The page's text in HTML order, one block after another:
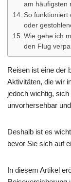
am häufigsten
So funktioniert
oder
Wie gehe ich
den Flug
Reisen ist eine der
Aktivitäten, die wir
jedoch wichtig,
unvorhersehbar
Deshalb ist es
bevor Sie sich auf
In diesem Artikel